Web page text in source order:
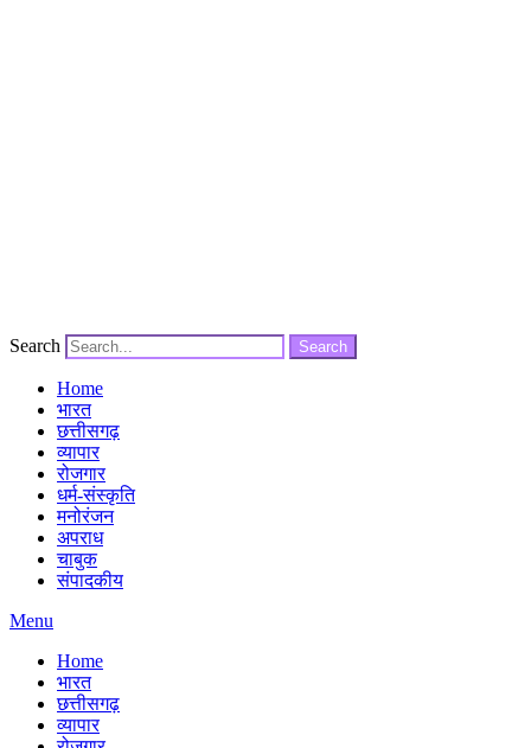
Search Search
Home
भारत
छत्तीसगढ़
व्यापार
रोजगार
धर्म-संस्कृति
मनोरंजन
अपराध
चाबुक
संपादकीय
Menu
Home
भारत
छत्तीसगढ़
व्यापार